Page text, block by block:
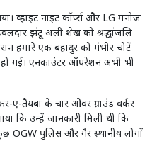
व्हाइट नाइट कॉर्प्स और LG मनोज
झंटू अली शेख को श्रद्धांजलि
हमारे एक बहादुर को गंभीर चोटें
गई। एनकाउंटर ऑपरेशन अभी भी
ए-तैयबा के चार ओवर ग्राउंड वर्कर
कि उन्हें जानकारी मिली थी कि
पुलिस और गैर स्थानीय लोगों